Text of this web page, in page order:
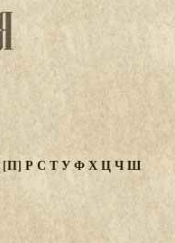
[П] Р С ТУФХЦЧШ